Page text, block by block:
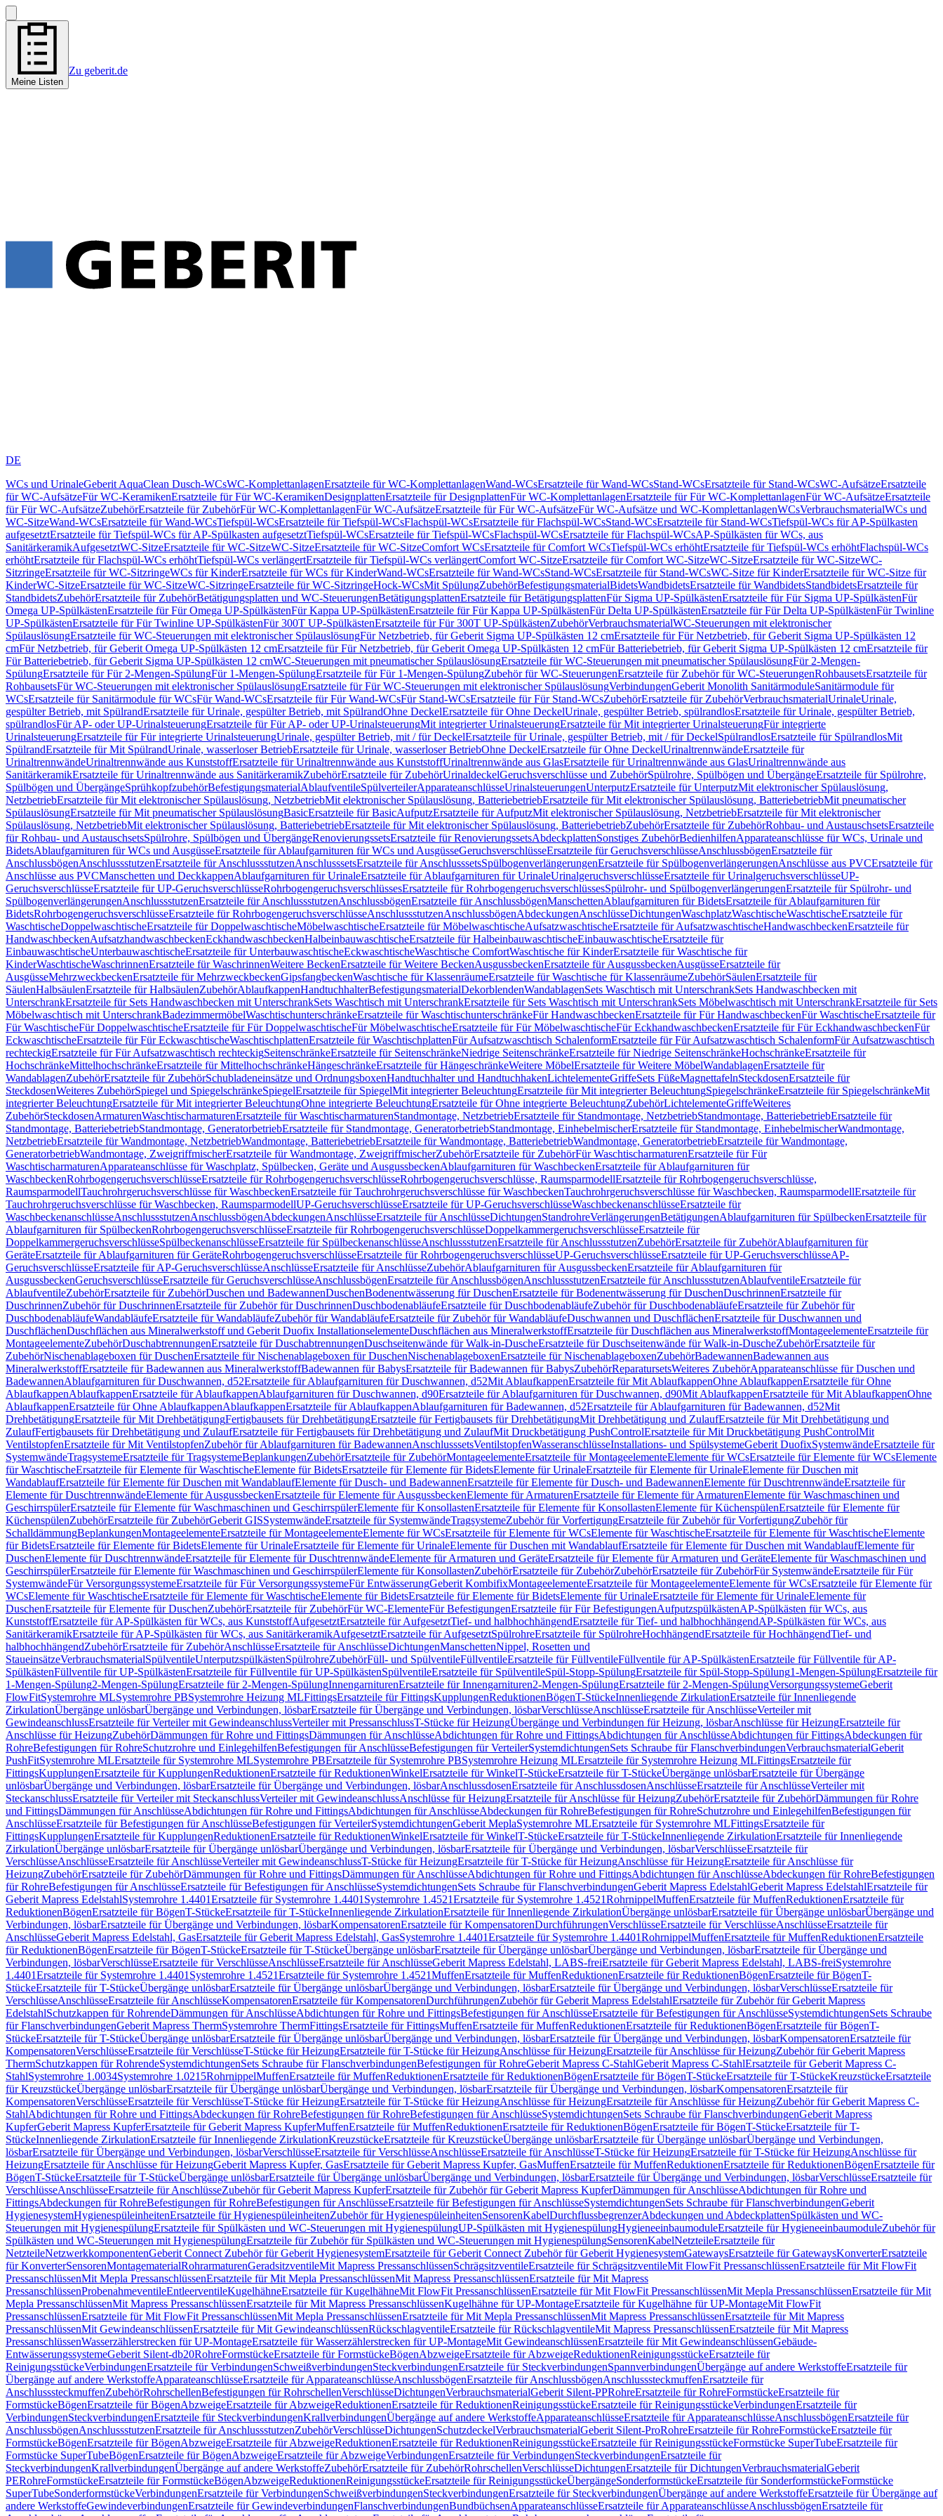
Meine Listen
Zu geberit.de
DE
WCs und UrinaleGeberit AquaClean Dusch-WCsWC-KomplettanlagenErsatzteile für WC-KomplettanlagenWand-WCsErsatzteile für Wand-WCsStand-WCsErsatzteile für Stand-WCsWC-AufsätzeErsatzteile
für WC-AufsätzeFür WC-KeramikenErsatzteile für Für WC-KeramikenDesignplattenErsatzteile für DesignplattenFür WC-KomplettanlagenErsatzteile für Für WC-KomplettanlagenFür WC-AufsätzeErsatzteile
für Für WC-AufsätzeZubehörErsatzteile für ZubehörFür WC-KomplettanlagenFür WC-AufsätzeErsatzteile für Für WC-AufsätzeFür WC-Aufsätze und WC-KomplettanlagenWCsVerbrauchsmaterialWCs und
WC-SitzeWand-WCsErsatzteile für Wand-WCsTiefspül-WCsErsatzteile für Tiefspül-WCsFlachspül-WCsErsatzteile für Flachspül-WCsStand-WCsErsatzteile für Stand-WCsTiefspül-WCs für AP-Spülkasten
aufgesetztErsatzteile für Tiefspül-WCs für AP-Spülkasten aufgesetztTiefspül-WCsErsatzteile für Tiefspül-WCsFlachspül-WCsErsatzteile für Flachspül-WCsAP-Spülkästen für WCs, aus
SanitärkeramikAufgesetztWC-SitzeErsatzteile für WC-SitzeWC-SitzeErsatzteile für WC-SitzeComfort WCsErsatzteile für Comfort WCsTiefspül-WCs erhöhtErsatzteile für Tiefspül-WCs erhöhtFlachspül-WCs
erhöhtErsatzteile für Flachspül-WCs erhöhtTiefspül-WCs verlängertErsatzteile für Tiefspül-WCs verlängertComfort WC-SitzeErsatzteile für Comfort WC-SitzeWC-SitzeErsatzteile für WC-SitzeWC-
SitzringeErsatzteile für WC-SitzringeWCs für KinderErsatzteile für WCs für KinderWand-WCsErsatzteile für Wand-WCsStand-WCsErsatzteile für Stand-WCsWC-Sitze für KinderErsatzteile für WC-Sitze für
KinderWC-SitzeErsatzteile für WC-SitzeWC-SitzringeErsatzteile für WC-SitzringeHock-WCsMit SpülungZubehörBefestigungsmaterialBidetsWandbidetsErsatzteile für WandbidetsStandbidetsErsatzteile für
StandbidetsZubehörErsatzteile für ZubehörBetätigungsplatten und WC-SteuerungenBetätigungsplattenErsatzteile für BetätigungsplattenFür Sigma UP-SpülkästenErsatzteile für Für Sigma UP-SpülkästenFür
Omega UP-SpülkästenErsatzteile für Für Omega UP-SpülkästenFür Kappa UP-SpülkästenErsatzteile für Für Kappa UP-SpülkästenFür Delta UP-SpülkästenErsatzteile für Für Delta UP-SpülkästenFür Twinline
UP-SpülkästenErsatzteile für Für Twinline UP-SpülkästenFür 300T UP-SpülkästenErsatzteile für Für 300T UP-SpülkästenZubehörVerbrauchsmaterialWC-Steuerungen mit elektronischer
SpülauslösungErsatzteile für WC-Steuerungen mit elektronischer SpülauslösungFür Netzbetrieb, für Geberit Sigma UP-Spülkästen 12 cmErsatzteile für Für Netzbetrieb, für Geberit Sigma UP-Spülkästen 12
cmFür Netzbetrieb, für Geberit Omega UP-Spülkästen 12 cmErsatzteile für Für Netzbetrieb, für Geberit Omega UP-Spülkästen 12 cmFür Batteriebetrieb, für Geberit Sigma UP-Spülkästen 12 cmErsatzteile für
Für Batteriebetrieb, für Geberit Sigma UP-Spülkästen 12 cmWC-Steuerungen mit pneumatischer SpülauslösungErsatzteile für WC-Steuerungen mit pneumatischer SpülauslösungFür 2-Mengen-
SpülungErsatzteile für Für 2-Mengen-SpülungFür 1-Mengen-SpülungErsatzteile für Für 1-Mengen-SpülungZubehör für WC-SteuerungenErsatzteile für Zubehör für WC-SteuerungenRohbausetsErsatzteile für
RohbausetsFür WC-Steuerungen mit elektronischer SpülauslösungErsatzteile für Für WC-Steuerungen mit elektronischer SpülauslösungVerbindungenGeberit Monolith SanitärmoduleSanitärmodule für
WCsErsatzteile für Sanitärmodule für WCsFür Wand-WCsErsatzteile für Für Wand-WCsFür Stand-WCsErsatzteile für Für Stand-WCsZubehörErsatzteile für ZubehörVerbrauchsmaterialUrinaleUrinale,
gespülter Betrieb, mit SpülrandErsatzteile für Urinale, gespülter Betrieb, mit SpülrandOhne DeckelErsatzteile für Ohne DeckelUrinale, gespülter Betrieb, spülrandlosErsatzteile für Urinale, gespülter Betrieb,
spülrandlosFür AP- oder UP-UrinalsteuerungErsatzteile für Für AP- oder UP-UrinalsteuerungMit integrierter UrinalsteuerungErsatzteile für Mit integrierter UrinalsteuerungFür integrierte
UrinalsteuerungErsatzteile für Für integrierte UrinalsteuerungUrinale, gespülter Betrieb, mit / für DeckelErsatzteile für Urinale, gespülter Betrieb, mit / für DeckelSpülrandlosErsatzteile für SpülrandlosMit
SpülrandErsatzteile für Mit SpülrandUrinale, wasserloser BetriebErsatzteile für Urinale, wasserloser BetriebOhne DeckelErsatzteile für Ohne DeckelUrinaltrennwändeErsatzteile für
UrinaltrennwändeUrinaltrennwände aus KunststoffErsatzteile für Urinaltrennwände aus KunststoffUrinaltrennwände aus GlasErsatzteile für Urinaltrennwände aus GlasUrinaltrennwände aus
SanitärkeramikErsatzteile für Urinaltrennwände aus SanitärkeramikZubehörErsatzteile für ZubehörUrinaldeckelGeruchsverschlüsse und ZubehörSpülrohre, Spülbögen und ÜbergängeErsatzteile für Spülrohre,
Spülbögen und ÜbergängeSprühkopfzubehörBefestigungsmaterialAblaufventileSpülverteilerApparateanschlüsseUrinalsteuerungenUnterputzErsatzteile für UnterputzMit elektronischer Spülauslösung,
NetzbetriebErsatzteile für Mit elektronischer Spülauslösung, NetzbetriebMit elektronischer Spülauslösung, BatteriebetriebErsatzteile für Mit elektronischer Spülauslösung, BatteriebetriebMit pneumatischer
SpülauslösungErsatzteile für Mit pneumatischer SpülauslösungBasicErsatzteile für BasicAufputzErsatzteile für AufputzMit elektronischer Spülauslösung, NetzbetriebErsatzteile für Mit elektronischer
Spülauslösung, NetzbetriebMit elektronischer Spülauslösung, BatteriebetriebErsatzteile für Mit elektronischer Spülauslösung, BatteriebetriebZubehörErsatzteile für ZubehörRohbau- und AustauschsetsErsatzteile
für Rohbau- und AustauschsetsSpülrohre, Spülbögen und ÜbergängeRenovierungssetsErsatzteile für RenovierungssetsAbdeckplattenSonstiges ZubehörBedienhilfenApparateanschlüsse für WCs, Urinale und
BidetsAblaufgarnituren für WCs und AusgüsseErsatzteile für Ablaufgarnituren für WCs und AusgüsseGeruchsverschlüsseErsatzteile für GeruchsverschlüsseAnschlussbögenErsatzteile für
AnschlussbögenAnschlussstutzenErsatzteile für AnschlussstutzenAnschlusssetsErsatzteile für AnschlusssetsSpülbogenverlängerungenErsatzteile für SpülbogenverlängerungenAnschlüsse aus PVCErsatzteile für
Anschlüsse aus PVCManschetten und DeckkappenAblaufgarnituren für UrinaleErsatzteile für Ablaufgarnituren für UrinaleUrinalgeruchsverschlüsseErsatzteile für UrinalgeruchsverschlüsseUP-
GeruchsverschlüsseErsatzteile für UP-GeruchsverschlüsseRohrbogengeruchsverschlüssesErsatzteile für RohrbogengeruchsverschlüssesSpülrohr- und SpülbogenverlängerungenErsatzteile für Spülrohr- und
SpülbogenverlängerungenAnschlussstutzenErsatzteile für AnschlussstutzenAnschlussbögenErsatzteile für AnschlussbögenManschettenAblaufgarnituren für BidetsErsatzteile für Ablaufgarnituren für
BidetsRohrbogengeruchsverschlüsseErsatzteile für RohrbogengeruchsverschlüsseAnschlussstutzenAnschlussbögenAbdeckungenAnschlüsseDichtungenWaschplatzWaschtischeWaschtischeErsatzteile für
WaschtischeDoppelwaschtischeErsatzteile für DoppelwaschtischeMöbelwaschtischeErsatzteile für MöbelwaschtischeAufsatzwaschtischeErsatzteile für AufsatzwaschtischeHandwaschbeckenErsatzteile für
HandwaschbeckenAufsatzhandwaschbeckenEckhandwaschbeckenHalbeinbauwaschtischeErsatzteile für HalbeinbauwaschtischeEinbauwaschtischeErsatzteile für
EinbauwaschtischeUnterbauwaschtischeErsatzteile für UnterbauwaschtischeEckwaschtischeWaschtische ComfortWaschtische für KinderErsatzteile für Waschtische für
KinderWaschtischeWaschrinnenErsatzteile für WaschrinnenWeitere BeckenErsatzteile für Weitere BeckenAusgussbeckenErsatzteile für AusgussbeckenAusgüsseErsatzteile für
AusgüsseMehrzweckbeckenErsatzteile für MehrzweckbeckenGipsfangbeckenWaschtische für KlassenräumeErsatzteile für Waschtische für KlassenräumeZubehörSäulenErsatzteile für
SäulenHalbsäulenErsatzteile für HalbsäulenZubehörAblaufkappenHandtuchhalterBefestigungsmaterialDekorblendenWandablagenSets Waschtisch mit UnterschrankSets Handwaschbecken mit
UnterschrankErsatzteile für Sets Handwaschbecken mit UnterschrankSets Waschtisch mit UnterschrankErsatzteile für Sets Waschtisch mit UnterschrankSets Möbelwaschtisch mit UnterschrankErsatzteile für Sets
Möbelwaschtisch mit UnterschrankBadezimmermöbelWaschtischunterschränkeErsatzteile für WaschtischunterschränkeFür HandwaschbeckenErsatzteile für Für HandwaschbeckenFür WaschtischeErsatzteile für
Für WaschtischeFür DoppelwaschtischeErsatzteile für Für DoppelwaschtischeFür MöbelwaschtischeErsatzteile für Für MöbelwaschtischeFür EckhandwaschbeckenErsatzteile für Für EckhandwaschbeckenFür
EckwaschtischeErsatzteile für Für EckwaschtischeWaschtischplattenErsatzteile für WaschtischplattenFür Aufsatzwaschtisch SchalenformErsatzteile für Für Aufsatzwaschtisch SchalenformFür Aufsatzwaschtisch
rechteckigErsatzteile für Für Aufsatzwaschtisch rechteckigSeitenschränkeErsatzteile für SeitenschränkeNiedrige SeitenschränkeErsatzteile für Niedrige SeitenschränkeHochschränkeErsatzteile für
HochschränkeMittelhochschränkeErsatzteile für MittelhochschränkeHängeschränkeErsatzteile für HängeschränkeWeitere MöbelErsatzteile für Weitere MöbelWandablagenErsatzteile für
WandablagenZubehörErsatzteile für ZubehörSchubladeneinsätze und OrdnungsboxenHandtuchhalter und HandtuchhakenLichtelementeGriffeSets FüßeMagnettafelnSteckdosenErsatzteile für
SteckdosenWeiteres ZubehörSpiegel und SpiegelschränkeSpiegelErsatzteile für SpiegelMit integrierter BeleuchtungErsatzteile für Mit integrierter BeleuchtungSpiegelschränkeErsatzteile für SpiegelschränkeMit
integrierter BeleuchtungErsatzteile für Mit integrierter BeleuchtungOhne integrierte BeleuchtungErsatzteile für Ohne integrierte BeleuchtungZubehörLichtelementeGriffeWeiteres
ZubehörSteckdosenArmaturenWaschtischarmaturenErsatzteile für WaschtischarmaturenStandmontage, NetzbetriebErsatzteile für Standmontage, NetzbetriebStandmontage, BatteriebetriebErsatzteile für
Standmontage, BatteriebetriebStandmontage, GeneratorbetriebErsatzteile für Standmontage, GeneratorbetriebStandmontage, EinhebelmischerErsatzteile für Standmontage, EinhebelmischerWandmontage,
NetzbetriebErsatzteile für Wandmontage, NetzbetriebWandmontage, BatteriebetriebErsatzteile für Wandmontage, BatteriebetriebWandmontage, GeneratorbetriebErsatzteile für Wandmontage,
GeneratorbetriebWandmontage, ZweigriffmischerErsatzteile für Wandmontage, ZweigriffmischerZubehörErsatzteile für ZubehörFür WaschtischarmaturenErsatzteile für Für
WaschtischarmaturenApparateanschlüsse für Waschplatz, Spülbecken, Geräte und AusgussbeckenAblaufgarnituren für WaschbeckenErsatzteile für Ablaufgarnituren für
WaschbeckenRohrbogengeruchsverschlüsseErsatzteile für RohrbogengeruchsverschlüsseRohrbogengeruchsverschlüsse, RaumsparmodellErsatzteile für Rohrbogengeruchsverschlüsse,
RaumsparmodellTauchrohrgeruchsverschlüsse für WaschbeckenErsatzteile für Tauchrohrgeruchsverschlüsse für WaschbeckenTauchrohrgeruchsverschlüsse für Waschbecken, RaumsparmodellErsatzteile für
Tauchrohrgeruchsverschlüsse für Waschbecken, RaumsparmodellUP-GeruchsverschlüsseErsatzteile für UP-GeruchsverschlüsseWaschbeckenanschlüsseErsatzteile für
WaschbeckenanschlüsseAnschlussstutzenAnschlussbögenAbdeckungenAnschlüsseErsatzteile für AnschlüsseDichtungenStandrohreVerlängerungenBetätigungenAblaufgarnituren für SpülbeckenErsatzteile für
Ablaufgarnituren für SpülbeckenRohrbogengeruchsverschlüsseErsatzteile für RohrbogengeruchsverschlüsseDoppelkammergeruchsverschlüsseErsatzteile für
DoppelkammergeruchsverschlüsseSpülbeckenanschlüsseErsatzteile für SpülbeckenanschlüsseAnschlussstutzenErsatzteile für AnschlussstutzenZubehörErsatzteile für ZubehörAblaufgarnituren für
GeräteErsatzteile für Ablaufgarnituren für GeräteRohrbogengeruchsverschlüsseErsatzteile für RohrbogengeruchsverschlüsseUP-GeruchsverschlüsseErsatzteile für UP-GeruchsverschlüsseAP-
GeruchsverschlüsseErsatzteile für AP-GeruchsverschlüsseAnschlüsseErsatzteile für AnschlüsseZubehörAblaufgarnituren für AusgussbeckenErsatzteile für Ablaufgarnituren für
AusgussbeckenGeruchsverschlüsseErsatzteile für GeruchsverschlüsseAnschlussbögenErsatzteile für AnschlussbögenAnschlussstutzenErsatzteile für AnschlussstutzenAblaufventileErsatzteile für
AblaufventileZubehörErsatzteile für ZubehörDuschen und BadewannenDuschenBodenentwässerung für DuschenErsatzteile für Bodenentwässerung für DuschenDuschrinnenErsatzteile für
DuschrinnenZubehör für DuschrinnenErsatzteile für Zubehör für DuschrinnenDuschbodenabläufeErsatzteile für DuschbodenabläufeZubehör für DuschbodenabläufeErsatzteile für Zubehör für
DuschbodenabläufeWandabläufeErsatzteile für WandabläufeZubehör für WandabläufeErsatzteile für Zubehör für WandabläufeDuschwannen und DuschflächenErsatzteile für Duschwannen und
DuschflächenDuschflächen aus Mineralwerkstoff und Geberit Duofix InstallationselementeDuschflächen aus MineralwerkstoffErsatzteile für Duschflächen aus MineralwerkstoffMontageelementeErsatzteile für
MontageelementeZubehörDuschabtrennungenErsatzteile für DuschabtrennungenDuschseitenwände für Walk-in-DuscheErsatzteile für Duschseitenwände für Walk-in-DuscheZubehörErsatzteile für
ZubehörNischenablageboxen für DuschenErsatzteile für Nischenablageboxen für DuschenNischenablageboxenErsatzteile für NischenablageboxenZubehörBadewannenBadewannen aus
MineralwerkstoffErsatzteile für Badewannen aus MineralwerkstoffBadewannen für BabysErsatzteile für Badewannen für BabysZubehörReparatursetsWeiteres ZubehörApparateanschlüsse für Duschen und
BadewannenAblaufgarnituren für Duschwannen, d52Ersatzteile für Ablaufgarnituren für Duschwannen, d52Mit AblaufkappenErsatzteile für Mit AblaufkappenOhne AblaufkappenErsatzteile für Ohne
AblaufkappenAblaufkappenErsatzteile für AblaufkappenAblaufgarnituren für Duschwannen, d90Ersatzteile für Ablaufgarnituren für Duschwannen, d90Mit AblaufkappenErsatzteile für Mit AblaufkappenOhne
AblaufkappenErsatzteile für Ohne AblaufkappenAblaufkappenErsatzteile für AblaufkappenAblaufgarnituren für Badewannen, d52Ersatzteile für Ablaufgarnituren für Badewannen, d52Mit
DrehbetätigungErsatzteile für Mit DrehbetätigungFertigbausets für DrehbetätigungErsatzteile für Fertigbausets für DrehbetätigungMit Drehbetätigung und ZulaufErsatzteile für Mit Drehbetätigung und
ZulaufFertigbausets für Drehbetätigung und ZulaufErsatzteile für Fertigbausets für Drehbetätigung und ZulaufMit Druckbetätigung PushControlErsatzteile für Mit Druckbetätigung PushControlMit
VentilstopfenErsatzteile für Mit VentilstopfenZubehör für Ablaufgarnituren für BadewannenAnschlusssetsVentilstopfenWasseranschlüsseInstallations- und SpülsystemeGeberit DuofixSystemwändeErsatzteile für
SystemwändeTragsystemeErsatzteile für TragsystemeBeplankungenZubehörErsatzteile für ZubehörMontageelementeErsatzteile für MontageelementeElemente für WCsErsatzteile für Elemente für WCsElemente
für WaschtischeErsatzteile für Elemente für WaschtischeElemente für BidetsErsatzteile für Elemente für BidetsElemente für UrinaleErsatzteile für Elemente für UrinaleElemente für Duschen mit
WandablaufErsatzteile für Elemente für Duschen mit WandablaufElemente für Dusch- und BadewannenErsatzteile für Elemente für Dusch- und BadewannenElemente für DuschtrennwändeErsatzteile für
Elemente für DuschtrennwändeElemente für AusgussbeckenErsatzteile für Elemente für AusgussbeckenElemente für ArmaturenErsatzteile für Elemente für ArmaturenElemente für Waschmaschinen und
GeschirrspülerErsatzteile für Elemente für Waschmaschinen und GeschirrspülerElemente für KonsollastenErsatzteile für Elemente für KonsollastenElemente für KüchenspülenErsatzteile für Elemente für
KüchenspülenZubehörErsatzteile für ZubehörGeberit GISSystemwändeErsatzteile für SystemwändeTragsystemeZubehör für VorfertigungErsatzteile für Zubehör für VorfertigungZubehör für
SchalldämmungBeplankungenMontageelementeErsatzteile für MontageelementeElemente für WCsErsatzteile für Elemente für WCsElemente für WaschtischeErsatzteile für Elemente für WaschtischeElemente
für BidetsErsatzteile für Elemente für BidetsElemente für UrinaleErsatzteile für Elemente für UrinaleElemente für Duschen mit WandablaufErsatzteile für Elemente für Duschen mit WandablaufElemente für
DuschenElemente für DuschtrennwändeErsatzteile für Elemente für DuschtrennwändeElemente für Armaturen und GeräteErsatzteile für Elemente für Armaturen und GeräteElemente für Waschmaschinen und
GeschirrspülerErsatzteile für Elemente für Waschmaschinen und GeschirrspülerElemente für KonsollastenZubehörErsatzteile für ZubehörZubehörErsatzteile für ZubehörFür SystemwändeErsatzteile für Für
SystemwändeFür VersorgungssystemeErsatzteile für Für VersorgungssystemeFür EntwässerungGeberit KombifixMontageelementeErsatzteile für MontageelementeElemente für WCsErsatzteile für Elemente für
WCsElemente für WaschtischeErsatzteile für Elemente für WaschtischeElemente für BidetsErsatzteile für Elemente für BidetsElemente für UrinaleErsatzteile für Elemente für UrinaleElemente für
DuschenErsatzteile für Elemente für DuschenZubehörErsatzteile für ZubehörFür WC-ElementeFür BefestigungenErsatzteile für Für BefestigungenAufputzspülkästenAP-Spülkästen für WCs, aus
KunststoffErsatzteile für AP-Spülkästen für WCs, aus KunststoffAufgesetztErsatzteile für AufgesetztTief- und halbhochhängendErsatzteile für Tief- und halbhochhängendAP-Spülkästen für WCs, aus
SanitärkeramikErsatzteile für AP-Spülkästen für WCs, aus SanitärkeramikAufgesetztErsatzteile für AufgesetztSpülrohreErsatzteile für SpülrohreHochhängendErsatzteile für HochhängendTief- und
halbhochhängendZubehörErsatzteile für ZubehörAnschlüsseErsatzteile für AnschlüsseDichtungenManschettenNippel, Rosetten und
StaueinsätzeVerbrauchsmaterialSpülventileUnterputzspülkästenSpülrohreZubehörFüll- und SpülventileFüllventileErsatzteile für FüllventileFüllventile für AP-SpülkästenErsatzteile für Füllventile für AP-
SpülkästenFüllventile für UP-SpülkästenErsatzteile für Füllventile für UP-SpülkästenSpülventileErsatzteile für SpülventileSpül-Stopp-SpülungErsatzteile für Spül-Stopp-Spülung1-Mengen-SpülungErsatzteile für
1-Mengen-Spülung2-Mengen-SpülungErsatzteile für 2-Mengen-SpülungInnengarniturenErsatzteile für Innengarnituren2-Mengen-SpülungErsatzteile für 2-Mengen-SpülungVersorgungssystemeGeberit
FlowFitSystemrohre MLSystemrohre PBSystemrohre Heizung MLFittingsErsatzteile für FittingsKupplungenReduktionenBögenT-StückeInnenliegende ZirkulationErsatzteile für Innenliegende
ZirkulationÜbergänge unlösbarÜbergänge und Verbindungen, lösbarErsatzteile für Übergänge und Verbindungen, lösbarVerschlüsseAnschlüsseErsatzteile für AnschlüsseVerteiler mit
GewindeanschlussErsatzteile für Verteiler mit GewindeanschlussVerteiler mit PressanschlussT-Stücke für HeizungÜbergänge und Verbindungen für Heizung, lösbarAnschlüsse für HeizungErsatzteile für
Anschlüsse für HeizungZubehörDämmungen für Rohre und FittingsDämmungen für AnschlüsseAbdichtungen für Rohre und FittingsAbdichtungen für AnschlüsseAbdichtungen für FittingsAbdeckungen für
RohreBefestigungen für RohreSchutzrohre und EinlegehilfenBefestigungen für AnschlüsseBefestigungen für VerteilerSystemdichtungenSets Schraube für FlanschverbindungenVerbrauchsmaterialGeberit
PushFitSystemrohre MLErsatzteile für Systemrohre MLSystemrohre PBErsatzteile für Systemrohre PBSystemrohre Heizung MLErsatzteile für Systemrohre Heizung MLFittingsErsatzteile für
FittingsKupplungenErsatzteile für KupplungenReduktionenErsatzteile für ReduktionenWinkelErsatzteile für WinkelT-StückeErsatzteile für T-StückeÜbergänge unlösbarErsatzteile für Übergänge
unlösbarÜbergänge und Verbindungen, lösbarErsatzteile für Übergänge und Verbindungen, lösbarAnschlussdosenErsatzteile für AnschlussdosenAnschlüsseErsatzteile für AnschlüsseVerteiler mit
SteckanschlussErsatzteile für Verteiler mit SteckanschlussVerteiler mit GewindeanschlussAnschlüsse für HeizungErsatzteile für Anschlüsse für HeizungZubehörErsatzteile für ZubehörDämmungen für Rohre
und FittingsDämmungen für AnschlüsseAbdichtungen für Rohre und FittingsAbdichtungen für AnschlüsseAbdeckungen für RohreBefestigungen für RohreSchutzrohre und EinlegehilfenBefestigungen für
AnschlüsseErsatzteile für Befestigungen für AnschlüsseBefestigungen für VerteilerSystemdichtungenGeberit MeplaSystemrohre MLErsatzteile für Systemrohre MLFittingsErsatzteile für
FittingsKupplungenErsatzteile für KupplungenReduktionenErsatzteile für ReduktionenWinkelErsatzteile für WinkelT-StückeErsatzteile für T-StückeInnenliegende ZirkulationErsatzteile für Innenliegende
ZirkulationÜbergänge unlösbarErsatzteile für Übergänge unlösbarÜbergänge und Verbindungen, lösbarErsatzteile für Übergänge und Verbindungen, lösbarVerschlüsseErsatzteile für
VerschlüsseAnschlüsseErsatzteile für AnschlüsseVerteiler mit GewindeanschlussT-Stücke für HeizungErsatzteile für T-Stücke für HeizungAnschlüsse für HeizungErsatzteile für Anschlüsse für
HeizungZubehörErsatzteile für ZubehörDämmungen für Rohre und FittingsDämmungen für AnschlüsseAbdichtungen für Rohre und FittingsAbdichtungen für AnschlüsseAbdeckungen für RohreBefestigungen
für RohreBefestigungen für AnschlüsseErsatzteile für Befestigungen für AnschlüsseSystemdichtungenSets Schraube für FlanschverbindungenGeberit Mapress EdelstahlGeberit Mapress EdelstahlErsatzteile für
Geberit Mapress EdelstahlSystemrohre 1.4401Ersatzteile für Systemrohre 1.4401 Systemrohre 1.4521Ersatzteile für Systemrohre 1.4521RohrnippelMuffenErsatzteile für MuffenReduktionenErsatzteile für
ReduktionenBögenErsatzteile für BögenT-StückeErsatzteile für T-StückeInnenliegende ZirkulationErsatzteile für Innenliegende ZirkulationÜbergänge unlösbarErsatzteile für Übergänge unlösbarÜbergänge und
Verbindungen, lösbarErsatzteile für Übergänge und Verbindungen, lösbarKompensatorenErsatzteile für KompensatorenDurchführungenVerschlüsseErsatzteile für VerschlüsseAnschlüsseErsatzteile für
AnschlüsseGeberit Mapress Edelstahl, GasErsatzteile für Geberit Mapress Edelstahl, GasSystemrohre 1.4401Ersatzteile für Systemrohre 1.4401RohrnippelMuffenErsatzteile für MuffenReduktionenErsatzteile
für ReduktionenBögenErsatzteile für BögenT-StückeErsatzteile für T-StückeÜbergänge unlösbarErsatzteile für Übergänge unlösbarÜbergänge und Verbindungen, lösbarErsatzteile für Übergänge und
Verbindungen, lösbarVerschlüsseErsatzteile für VerschlüsseAnschlüsseErsatzteile für AnschlüsseGeberit Mapress Edelstahl, LABS-freiErsatzteile für Geberit Mapress Edelstahl, LABS-freiSystemrohre
1.4401Ersatzteile für Systemrohre 1.4401 Systemrohre 1.4521Ersatzteile für Systemrohre 1.4521MuffenErsatzteile für MuffenReduktionenErsatzteile für ReduktionenBögenErsatzteile für BögenT-
StückeErsatzteile für T-StückeÜbergänge unlösbarErsatzteile für Übergänge unlösbarÜbergänge und Verbindungen, lösbarErsatzteile für Übergänge und Verbindungen, lösbarVerschlüsseErsatzteile für
VerschlüsseAnschlüsseErsatzteile für AnschlüsseKompensatorenErsatzteile für KompensatorenDurchführungenZubehör für Geberit Mapress EdelstahlErsatzteile für Zubehör für Geberit Mapress
EdelstahlSchutzkappen für RohrendeDämmungen für AnschlüsseAbdichtungen für Rohre und FittingsBefestigungen für AnschlüsseErsatzteile für Befestigungen für AnschlüsseSystemdichtungenSets Schraube
für FlanschverbindungenGeberit Mapress ThermSystemrohre ThermFittingsErsatzteile für FittingsMuffenErsatzteile für MuffenReduktionenErsatzteile für ReduktionenBögenErsatzteile für BögenT-
StückeErsatzteile für T-StückeÜbergänge unlösbarErsatzteile für Übergänge unlösbarÜbergänge und Verbindungen, lösbarErsatzteile für Übergänge und Verbindungen, lösbarKompensatorenErsatzteile für
KompensatorenVerschlüsseErsatzteile für VerschlüsseT-Stücke für HeizungErsatzteile für T-Stücke für HeizungAnschlüsse für HeizungErsatzteile für Anschlüsse für HeizungZubehör für Geberit Mapress
ThermSchutzkappen für RohrendeSystemdichtungenSets Schraube für FlanschverbindungenBefestigungen für RohreGeberit Mapress C-StahlGeberit Mapress C-StahlErsatzteile für Geberit Mapress C-
StahlSystemrohre 1.0034Systemrohre 1.0215RohrnippelMuffenErsatzteile für MuffenReduktionenErsatzteile für ReduktionenBögenErsatzteile für BögenT-StückeErsatzteile für T-StückeKreuzstückeErsatzteile
für KreuzstückeÜbergänge unlösbarErsatzteile für Übergänge unlösbarÜbergänge und Verbindungen, lösbarErsatzteile für Übergänge und Verbindungen, lösbarKompensatorenErsatzteile für
KompensatorenVerschlüsseErsatzteile für VerschlüsseT-Stücke für HeizungErsatzteile für T-Stücke für HeizungAnschlüsse für HeizungErsatzteile für Anschlüsse für HeizungZubehör für Geberit Mapress C-
StahlAbdichtungen für Rohre und FittingsAbdeckungen für RohreBefestigungen für RohreBefestigungen für AnschlüsseSystemdichtungenSets Schraube für FlanschverbindungenGeberit Mapress
KupferGeberit Mapress KupferErsatzteile für Geberit Mapress KupferMuffenErsatzteile für MuffenReduktionenErsatzteile für ReduktionenBögenErsatzteile für BögenT-StückeErsatzteile für T-
StückeInnenliegende ZirkulationErsatzteile für Innenliegende ZirkulationKreuzstückeErsatzteile für KreuzstückeÜbergänge unlösbarErsatzteile für Übergänge unlösbarÜbergänge und Verbindungen,
lösbarErsatzteile für Übergänge und Verbindungen, lösbarVerschlüsseErsatzteile für VerschlüsseAnschlüsseErsatzteile für AnschlüsseT-Stücke für HeizungErsatzteile für T-Stücke für HeizungAnschlüsse für
HeizungErsatzteile für Anschlüsse für HeizungGeberit Mapress Kupfer, GasErsatzteile für Geberit Mapress Kupfer, GasMuffenErsatzteile für MuffenReduktionenErsatzteile für ReduktionenBögenErsatzteile für
BögenT-StückeErsatzteile für T-StückeÜbergänge unlösbarErsatzteile für Übergänge unlösbarÜbergänge und Verbindungen, lösbarErsatzteile für Übergänge und Verbindungen, lösbarVerschlüsseErsatzteile für
VerschlüsseAnschlüsseErsatzteile für AnschlüsseZubehör für Geberit Mapress KupferErsatzteile für Zubehör für Geberit Mapress KupferDämmungen für AnschlüsseAbdichtungen für Rohre und
FittingsAbdeckungen für RohreBefestigungen für RohreBefestigungen für AnschlüsseErsatzteile für Befestigungen für AnschlüsseSystemdichtungenSets Schraube für FlanschverbindungenGeberit
HygienesystemHygienespüleinheitenErsatzteile für HygienespüleinheitenZubehör für HygienespüleinheitenSensorenKabelDurchflussbegrenzerAbdeckungen und AbdeckplattenSpülkästen und WC-
Steuerungen mit HygienespülungErsatzteile für Spülkästen und WC-Steuerungen mit HygienespülungUP-Spülkästen mit HygienespülungHygieneeinbaumoduleErsatzteile für HygieneeinbaumoduleZubehör für
Spülkästen und WC-Steuerungen mit HygienespülungErsatzteile für Zubehör für Spülkästen und WC-Steuerungen mit HygienespülungSensorenKabelNetzteileErsatzteile für
NetzteileNetzwerkkomponentenGeberit Connect Zubehör für Geberit HygienesystemErsatzteile für Geberit Connect Zubehör für Geberit HygienesystemGatewaysErsatzteile für GatewaysKonverterErsatzteile
für KonverterSensorenMontagematerialRohrarmaturenGeradsitzventileMit Mapress PressanschlüssenSchrägsitzventileErsatzteile für SchrägsitzventileMit FlowFit PressanschlüssenErsatzteile für Mit FlowFit
PressanschlüssenMit Mepla PressanschlüssenErsatzteile für Mit Mepla PressanschlüssenMit Mapress PressanschlüssenErsatzteile für Mit Mapress
PressanschlüssenProbenahmeventileEntleerventileKugelhähneErsatzteile für KugelhähneMit FlowFit PressanschlüssenErsatzteile für Mit FlowFit PressanschlüssenMit Mepla PressanschlüssenErsatzteile für Mit
Mepla PressanschlüssenMit Mapress PressanschlüssenErsatzteile für Mit Mapress PressanschlüssenKugelhähne für UP-MontageErsatzteile für Kugelhähne für UP-MontageMit FlowFit
PressanschlüssenErsatzteile für Mit FlowFit PressanschlüssenMit Mepla PressanschlüssenErsatzteile für Mit Mepla PressanschlüssenMit Mapress PressanschlüssenErsatzteile für Mit Mapress
PressanschlüssenMit GewindeanschlüssenErsatzteile für Mit GewindeanschlüssenRückschlagventileErsatzteile für RückschlagventileMit Mapress PressanschlüssenErsatzteile für Mit Mapress
PressanschlüssenWasserzählerstrecken für UP-MontageErsatzteile für Wasserzählerstrecken für UP-MontageMit GewindeanschlüssenErsatzteile für Mit GewindeanschlüssenGebäude-
EntwässerungssystemeGeberit Silent-db20RohreFormstückeErsatzteile für FormstückeBögenAbzweigeErsatzteile für AbzweigeReduktionenReinigungsstückeErsatzteile für
ReinigungsstückeVerbindungenErsatzteile für VerbindungenSchweißverbindungenSteckverbindungenErsatzteile für SteckverbindungenSpannverbindungenÜbergänge auf andere WerkstoffeErsatzteile für
Übergänge auf andere WerkstoffeApparateanschlüsseErsatzteile für ApparateanschlüsseAnschlussbögenErsatzteile für AnschlussbögenAnschlusssteckmuffenErsatzteile für
AnschlusssteckmuffenZubehörRohrschellenBefestigungen für RohrschellenVerschlüsseDichtungenVerbrauchsmaterialGeberit Silent-PPRohreErsatzteile für RohreFormstückeErsatzteile für
FormstückeBögenErsatzteile für BögenAbzweigeErsatzteile für AbzweigeReduktionenErsatzteile für ReduktionenReinigungsstückeErsatzteile für ReinigungsstückeVerbindungenErsatzteile für
VerbindungenSteckverbindungenErsatzteile für SteckverbindungenKrallverbindungenÜbergänge auf andere WerkstoffeApparateanschlüsseErsatzteile für ApparateanschlüsseAnschlussbögenErsatzteile für
AnschlussbögenAnschlussstutzenErsatzteile für AnschlussstutzenZubehörVerschlüsseDichtungenSchutzdeckelVerbrauchsmaterialGeberit Silent-ProRohreErsatzteile für RohreFormstückeErsatzteile für
FormstückeBögenErsatzteile für BögenAbzweigeErsatzteile für AbzweigeReduktionenErsatzteile für ReduktionenReinigungsstückeErsatzteile für ReinigungsstückeFormstücke SuperTubeErsatzteile für
Formstücke SuperTubeBögenErsatzteile für BögenAbzweigeErsatzteile für AbzweigeVerbindungenErsatzteile für VerbindungenSteckverbindungenErsatzteile für
SteckverbindungenKrallverbindungenÜbergänge auf andere WerkstoffeZubehörErsatzteile für ZubehörRohrschellenVerschlüsseDichtungenErsatzteile für DichtungenVerbrauchsmaterialGeberit
PERohreFormstückeErsatzteile für FormstückeBögenAbzweigeReduktionenReinigungsstückeErsatzteile für ReinigungsstückeÜbergängeSonderformstückeErsatzteile für SonderformstückeFormstücke
SuperTubeSonderformstückeVerbindungenErsatzteile für VerbindungenSchweißverbindungenSteckverbindungenErsatzteile für SteckverbindungenÜbergänge auf andere WerkstoffeErsatzteile für Übergänge auf
andere WerkstoffeGewindeverbindungenErsatzteile für GewindeverbindungenFlanschverbindungenBundbüchsenApparateanschlüsseErsatzteile für ApparateanschlüsseAnschlussbögenErsatzteile für